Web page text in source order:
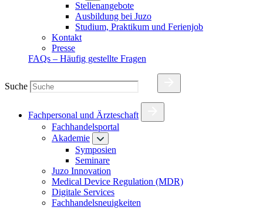
Stellenangebote
Ausbildung bei Juzo
Studium, Praktikum und Ferienjob
Kontakt
Presse
FAQs – Häufig gestellte Fragen
Suche
Fachpersonal und Ärzteschaft
Fachhandelsportal
Akademie
Symposien
Seminare
Juzo Innovation
Medical Device Regulation (MDR)
Digitale Services
Fachhandelsneuigkeiten